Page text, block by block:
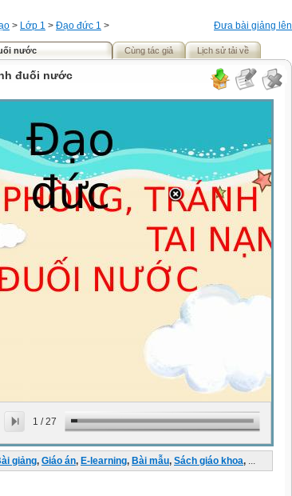
Đưa bài giảng lên
> Lớp 1 > Đạo đức 1 >
nước Cùng tác giả Lịch sử tải về
đuối nước
1 /27
giảng, Giáo án, E-learning, Bài mẫu, Sách giáo khoa, ...